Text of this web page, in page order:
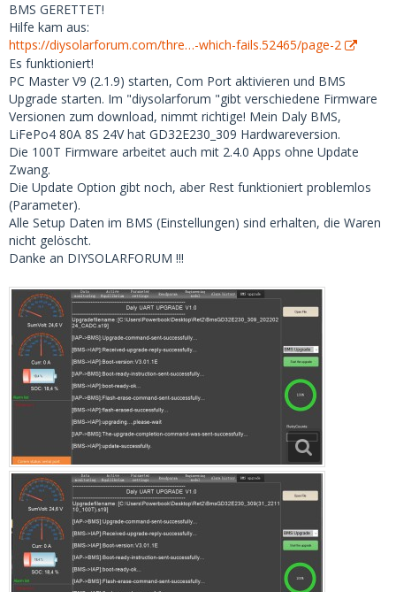
BMS GERETTET!
Hilfe kam aus:
https://diysolarforum.com/thre…-which-fails.52465/page-2
Es funktioniert!
PC Master V9 (2.1.9) starten, Com Port aktivieren und BMS
Upgrade starten. Im "diysolarforum "gibt verschiedene Firmware
Versionen zum download, nimmt richtige! Mein Daly BMS,
LiFePo4 80A 8S 24V hat GD32E230_309 Hardwareversion.
Die 100T Firmware arbeitet auch mit 2.4.0 Apps ohne Update
Zwang.
Die Update Option gibt noch, aber Rest funktioniert problemlos
(Parameter).
Alle Setup Daten im BMS (Einstellungen) sind erhalten, die Waren
nicht gelöscht.
Danke an DIYSOLARFORUM !!!